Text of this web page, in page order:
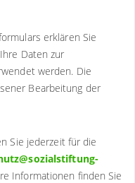
erklären Sie
Daten zur
werden. Die
Bearbeitung der
Sie jederzeit für die
Informationen finden Sie